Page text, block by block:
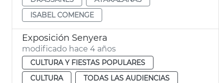
ISABEL COMENGE
Exposición Senyera
modificado hace 4 años
CULTURA Y FIESTAS POPULARES
CULTURA
TODAS LAS AUDIENCIAS